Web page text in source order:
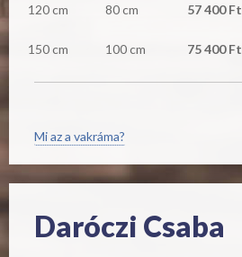
Daróczi Csaba
120 cm 80 cm 57 400 Ft
150 cm 100 cm 75 400 Ft
Mi az a vakráma?